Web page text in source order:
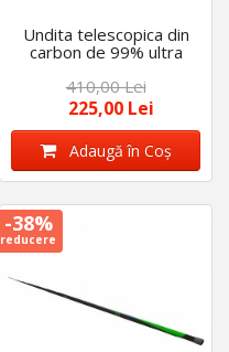
Undita telescopica din
carbon de 99% ultra
de 7m
410,00 Lei
225,00 Lei
Adaugă în Coş
-38%
reducere